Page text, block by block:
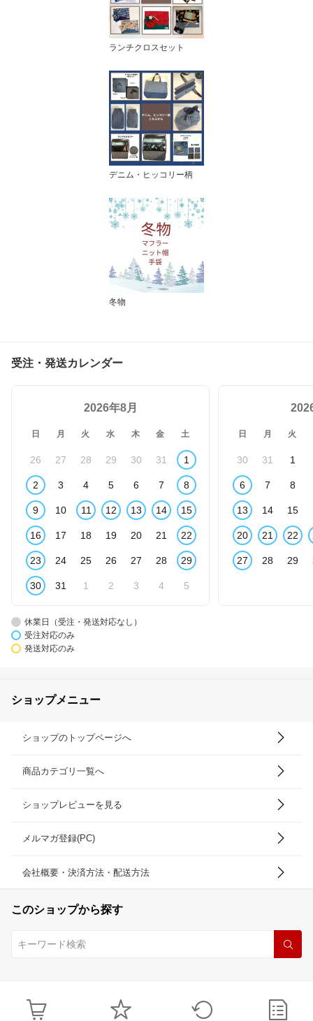
ランチクロスセット
デニム・ヒッコリー柄
冬物
受注・発送カレンダー
2026年8月
日 月 火 水 木 金 土
26 27 28 29 30 31 1
2 3 4 5 6 7 8
9 10 11 12 13 14 15
16 17 18 19 20 21 22
23 24 25 26 27 28 29
30 31 1 2 3 4 5
日 月 火
30 31 1
6 7 8
13 14 15
20 21 22
27 28 29
休業日（受注・発送対応なし）
受注対応のみ
発送対応のみ
ショップメニュー
ショップのトップページへ
商品カテゴリ一覧へ
ショップレビューを見る
メルマガ登録(PC)
会社概要・決済方法・配送方法
このショップから探す